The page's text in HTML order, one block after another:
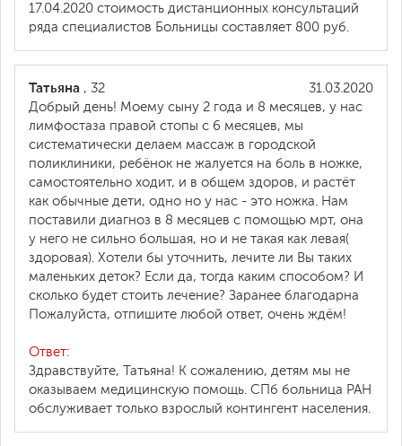
17.04.2020 стоимость дистанционных консультаций
ряда специалистов Больницы составляет 800 руб.
31.03.2020
Татьяна , 32
Добрый день! Моему сыну 2 года и 8 месяцев, у нас
лимфостаза правой стопы с 6 месяцев, мы
систематически делаем массаж в городской
поликлиники, ребёнок не жалуется на боль в ножке,
самостоятельно ходит, и в общем здоров, и растёт
как обычные дети, одно но у нас - это ножка. Нам
поставили диагноз в 8 месяцев с помощью мрт, она
у него не сильно большая, но и не такая как левая(
здоровая). Хотели бы уточнить, лечите ли Вы таких
маленьких деток? Если да, тогда каким способом? И
сколько будет стоить лечение? Заранее благодарна
Пожалуйста, отпишите любой ответ, очень ждём!
Ответ:
Здравствуйте, Татьяна! К сожалению, детям мы не
оказываем медицинскую помощь. СПб больница РАН
обслуживает только взрослый контингент населения.